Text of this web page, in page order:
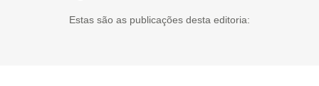
Estas são as publicações desta editoria: